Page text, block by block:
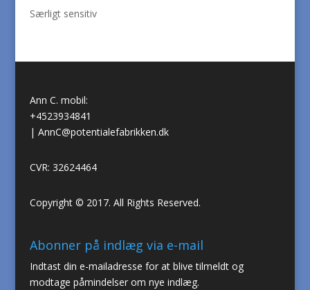
Særligt sensitiv
Ann C. mobil:
+4523934841
| AnnC@potentialefabrikken.dk
CVR: 32624464
Copyright © 2017. All Rights Reserved.
Abonner på indlæg via e-mail
Indtast din e-mailadresse for at blive tilmeldt og
modtage påmindelser om nye indlæg.